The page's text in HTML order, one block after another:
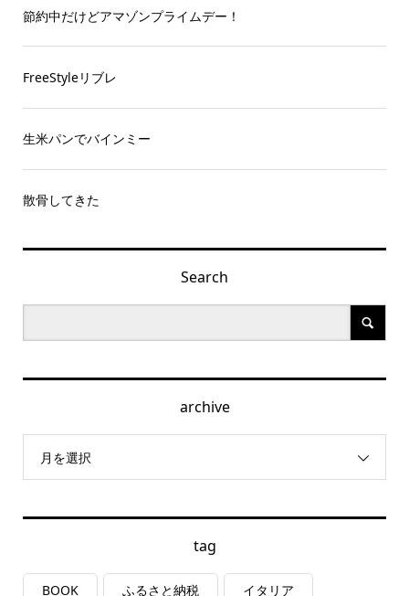
節約中だけどアマゾンプライムデー！
FreeStyleリブレ
生米パンでバインミー
散骨してきた
Search
archive
月を選択
tag
BOOK ふるさと納税 イタリア